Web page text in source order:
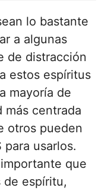
lo bastante
a algunas
de distracción
estos espíritus
mayoría de
más centrada
otros pueden
usarlos.
que
de espíritu,